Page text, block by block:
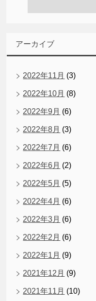
アーカイブ
2022年11月 (3)
2022年10月 (8)
2022年9月 (6)
2022年8月 (3)
2022年7月 (6)
2022年6月 (2)
2022年5月 (5)
2022年4月 (6)
2022年3月 (6)
2022年2月 (6)
2022年1月 (9)
2021年12月 (9)
2021年11月 (10)